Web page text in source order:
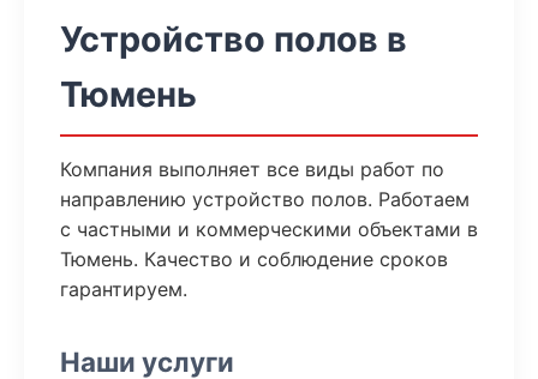
Устройство полов в
Тюмень
Компания выполняет все виды работ по
направлению устройство полов. Работаем
с частными и коммерческими объектами в
Тюмень. Качество и соблюдение сроков
гарантируем.
Наши услуги